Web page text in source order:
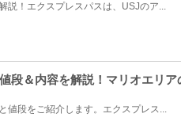
説！エクスプレスパスは、USJのア...
段＆内容を解説！マリオエリ
値段をご紹介します。エクスプレス...